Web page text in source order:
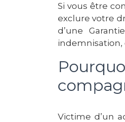
Si vous être
exclure votre
d’une
indemnisation,
Victime d’un